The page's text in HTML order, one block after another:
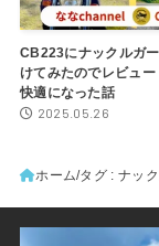
CB223にナックルガ
けてみたのでレビュ
快適になった話
2025.05.26
ホーム タグ : ナッ